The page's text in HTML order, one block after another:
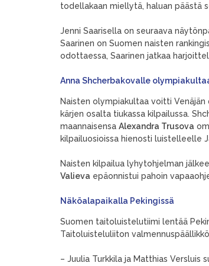
todellakaan miellytä, haluan päästä
Jenni Saarisella on seuraava
Saarinen on Suomen naisten
odottaessa, Saarinen jatkaa
Anna Shcherbakovalle
Naisten olympiakultaa voitti
kärjen osalta tiukassa kilpailussa.
maannaisensa Alexandra Trusova
kilpailuosioissa hienosti luistelleelle
Naisten kilpailua lyhytohjelman
Valieva epäonnistui pahoin
Näköalapaikalla Pekingissä
Suomen taitoluistelutiimi lentää
Taitoluisteluliiton valmennuspäällikkö
– Juulia Turkkila ja Matthias Versluis